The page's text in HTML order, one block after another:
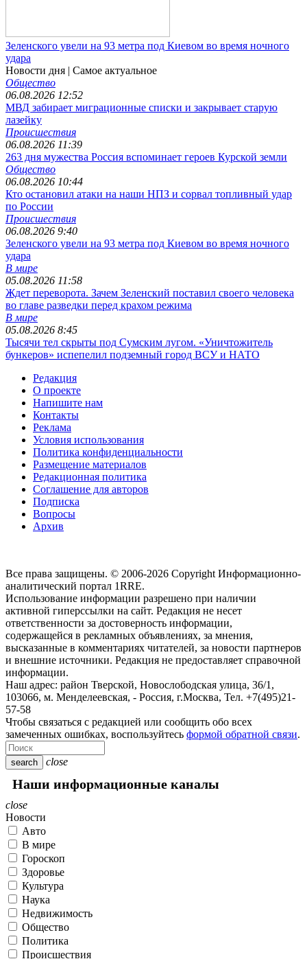
Зеленского увели на 93 метра под Киевом во время ночного
удара
Новости дня | Самое актуальное
Общество
06.08.2026 12:52
МВД забирает миграционные списки и закрывает старую
лазейку
Происшествия
06.08.2026 11:39
263 дня мужества Россия вспоминает героев Курской земли
Общество
06.08.2026 10:44
Кто остановил атаки на наши НПЗ и сорвал топливный удар
по России
Происшествия
06.08.2026 9:40
Зеленского увели на 93 метра под Киевом во время ночного
удара
В мире
05.08.2026 11:58
Ждет переворота. Зачем Зеленский поставил своего человека
во главе разведки перед крахом режима
В мире
05.08.2026 8:45
Тысячи тел скрыты под Сумским лугом. «Уничтожитель
бункеров» испепелил подземный город ВСУ и НАТО
Редакция
О проекте
Напишите нам
Контакты
Реклама
Условия использования
Политика конфиденциальности
Размещение материалов
Редакционная политика
Соглашение для авторов
Подписка
Вопросы
Архив
Все права защищены. © 2006-2026 CopyrightИнформационно-
аналитический портал 1RRE.
Использование информации разрешено при наличии
активной гиперссылки на сайт. Редакция не несет
ответственности за достоверность информации,
содержащейся в рекламных объявлениях, за мнения,
высказанные в комментариях читателей, за новости партнеров
и внешние источники. Редакция не предоставляет справочной
информации.
Наш адрес: район Тверской, Новослободская улица, 36/1,
103066, м. Менделеевская, - Россия, г.Москва, Тел. +7(495)21-
57-58
Чтобы связаться с редакцией или сообщить обо всех
замеченных ошибках, воспользуйтесь формой обратной связи.
search close
Наши информационные каналы
close
Новости
Авто
В мире
Гороскоп
Здоровье
Культура
Наука
Недвижимость
Общество
Политика
Происшествия